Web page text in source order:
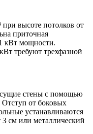
высоте потолков от
приточная
кВт мощности.
требуют трехфазной
стены с помощью
от боковых
устанавливаются
см или металлический